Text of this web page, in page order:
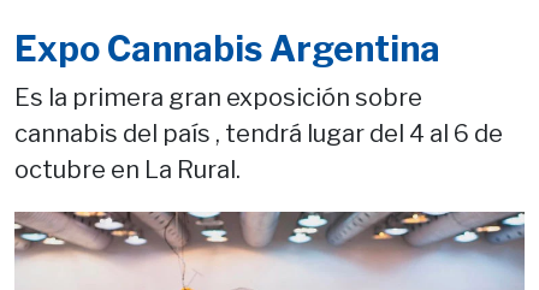
Expo Cannabis Argentina
Es la primera gran exposición sobre
cannabis del país , tendrá lugar del 4 al 6 de
octubre en La Rural.